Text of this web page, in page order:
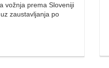
vožnja prema Sloveniji
zaustavljanja po